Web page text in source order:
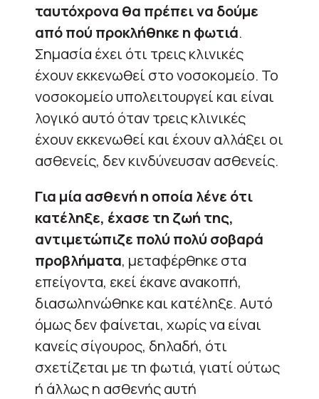
ταυτόχρονα θα πρέπει να δούμε
από πού προκλήθηκε η φωτιά.
Σημασία έχει ότι τρεις κλινικές
έχουν εκκενωθεί στο νοσοκομείο. Το
νοσοκομείο υπολειτουργεί και είναι
λογικό αυτό όταν τρεις κλινικές
έχουν εκκενωθεί και έχουν αλλάξει οι
ασθενείς, δεν κινδύνευσαν ασθενείς.
Για μία ασθενή η οποία λένε ότι
κατέληξε, έχασε τη ζωή της,
αντιμετώπιζε πολύ πολύ σοβαρά
προβλήματα, μεταφέρθηκε στα
επείγοντα, εκεί έκανε ανακοπή,
διασωληνώθηκε και κατέληξε. Αυτό
όμως δεν φαίνεται, χωρίς να είναι
κανείς σίγουρος, δηλαδή, ότι
σχετίζεται με τη φωτιά, γιατί ούτως
ή άλλως η ασθενής αυτή